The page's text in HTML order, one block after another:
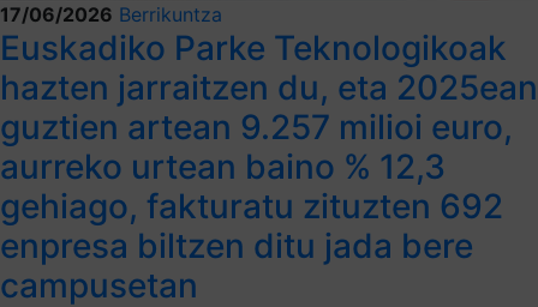
17/06/2026 Berrikuntza
Euskadiko Parke Teknologikoak
hazten jarraitzen du, eta 2025ean
guztien artean 9.257 milioi euro,
aurreko urtean baino % 12,3
gehiago, fakturatu zituzten 692
enpresa biltzen ditu jada bere
campusetan